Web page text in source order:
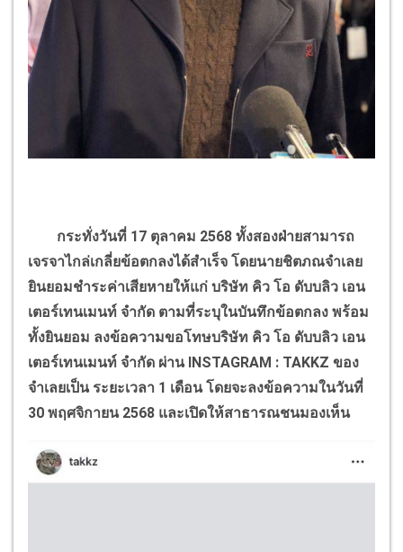
กระทั่งวันที่ 17 ตุลาคม 2568 ทั้งสองฝ่ายสามารถ
เจรจาไกล่เกลี่ยข้อตกลงได้สำเร็จ โดยนายชิตภณจำเลย
ยินยอมชำระค่าเสียหายให้แก่ บริษัท คิว โอ ดับบลิว เอน
เตอร์เทนเมนท์ จำกัด ตามที่ระบุในบันทึกข้อตกลง พร้อม
ทั้งยินยอม ลงข้อความขอโทษบริษัท คิว โอ ดับบลิว เอน
เตอร์เทนเมนท์ จำกัด ผ่าน INSTAGRAM : TAKKZ ของ
จำเลยเป็น ระยะเวลา 1 เดือน โดยจะลงข้อความในวันที่
30 พฤศจิกายน 2568 และเปิดให้สาธารณชนมองเห็น